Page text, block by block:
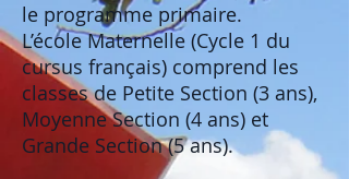
le programme primaire.
L’école Maternelle (Cycle 1 du
cursus français) comprend les
classes de Petite Section (3 ans),
Moyenne Section (4 ans) et
Grande Section (5 ans).